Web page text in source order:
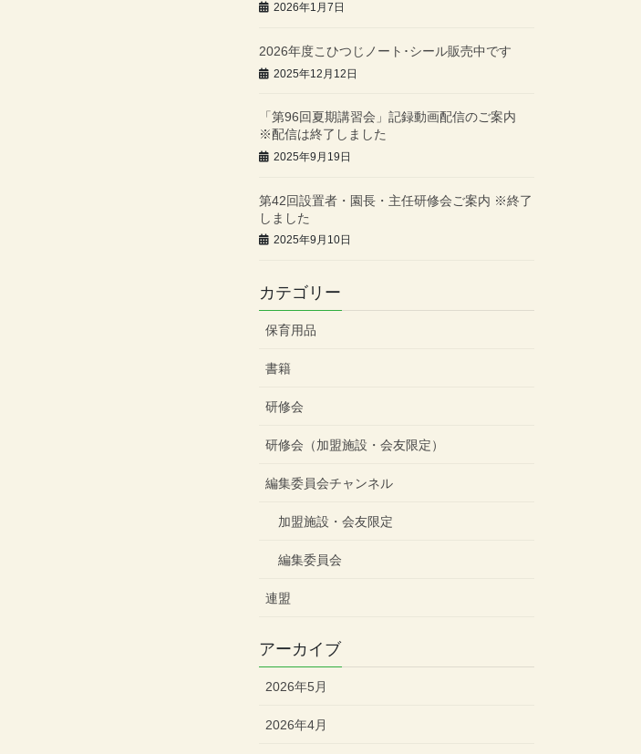
2026年1月7日
2026年度こひつじノート･シール販売中です
2025年12月12日
「第96回夏期講習会」記録動画配信のご案内
※配信は終了しました
2025年9月19日
第42回設置者・園長・主任研修会ご案内 ※終了
しました
2025年9月10日
カテゴリー
保育用品
書籍
研修会
研修会（加盟施設・会友限定）
編集委員会チャンネル
加盟施設・会友限定
編集委員会
連盟
アーカイブ
2026年5月
2026年4月